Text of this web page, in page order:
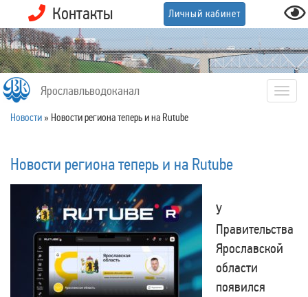
Контакты Личный кабинет
Ярославльводоканал
Новости » Новости региона теперь и на Rutube
Новости региона теперь и на Rutube
У
Правительства
Ярославской
области
появился